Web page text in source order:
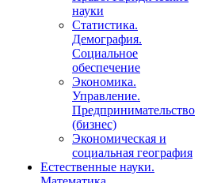
науки
Статистика.
Демография.
Социальное
обеспечение
Экономика.
Управление.
Предпринимательство
(бизнес)
Экономическая и
социальная география
Естественные науки.